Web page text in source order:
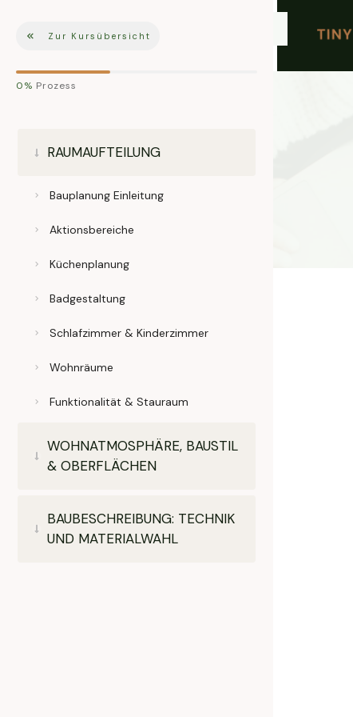
Zur Kursübersicht
0% Prozess
RAUMAUFTEILUNG
Bauplanung Einleitung
Aktionsbereiche
Küchenplanung
Badgestaltung
Schlafzimmer & Kinderzimmer
Wohnräume
Funktionalität & Stauraum
WOHNATMOSPHÄRE, BAUSTIL
& OBERFLÄCHEN
BAUBESCHREIBUNG: TECHNIK
UND MATERIALWAHL